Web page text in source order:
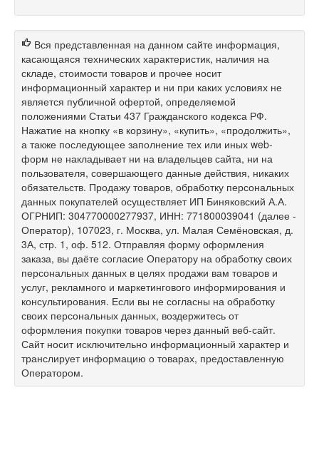
Вся представленная на данном сайте информация,
касающаяся технических характеристик, наличия на
складе, стоимости товаров и прочее носит
информационный характер и ни при каких условиях не
является публичной офертой, определяемой
положениями Статьи 437 Гражданского кодекса РФ.
Нажатие на кнопку «в корзину», «купить», «продолжить»,
а также последующее заполнение тех или иных web-
форм не накладывает ни на владельцев сайта, ни на
пользователя, совершающего данные действия, никаких
обязательств. Продажу товаров, обработку персональных
данных покупателей осуществляет ИП Биняковский А.А.
ОГРНИП: 304770000277937, ИНН: 771800039041 (далее -
Оператор), 107023, г. Москва, ул. Малая Семёновская, д.
3А, стр. 1, оф. 512. Отправляя форму оформления
заказа, вы даёте согласие Оператору на обработку своих
персональных данных в целях продажи вам товаров и
услуг, рекламного и маркетингового информирования и
консультирования. Если вы не согласны на обработку
своих персональных данных, воздержитесь от
оформления покупки товаров через данный веб-сайт.
Сайт носит исключительно информационный характер и
транслирует информацию о товарах, предоставленную
Оператором.